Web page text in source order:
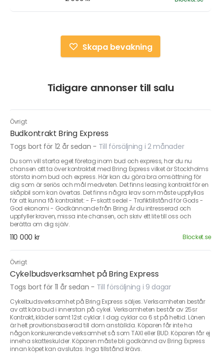
Skapa bevakning
Tidigare annonser till salu
Övrigt
Budkontrakt Bring Express
Togs bort för 12 år sedan - Till försäljning i 2 månader
Du som vill starta eget företag inom bud och express, har du nu
chansen att ta över kontraktet med Bring Express vilket är Stockholms
största inom bud och express. Här kan du göra bra omsättning för
dig som är seriös och mål medveten. Det finns leasing kontrakt för en
skåpbil som kan övertas. Det finns några krav som måste uppfyllas
för att kunna få kontraktet: - F-skatt sedel - Trafiktillstånd för Gods -
God ekonomi - Godkännande från Bring Är du intresserad och
uppfyller kraven, missa inte chansen, och skriv ett lite till oss och
berätta om dig själv.
110 000 kr Blocket.se
Övrigt
Cykelbudsverksamhet på Bring Express
Togs bort för 11 år sedan - Till försäljning i 9 dagar
Cykelbudsverksamhet på Bring Express säljes. Verksamheten består
av att köra bud i innerstan på cykel. Verksamheten består av 25sr
Kontrakt, kläder samt 12st cyklar. I dag cyklar ca 6 st på heltid. Lönen
är helt provitionsbaserad till dom anställda. Köparen får inte ha
någon konkurerande verksamhet så som TAXI eller BUD. Köparen får ej
inneha skatteskulder. Köparen måste bli godkännd av Bring Express
innan köpet kan avslutas. Inga tillstånd krävs.